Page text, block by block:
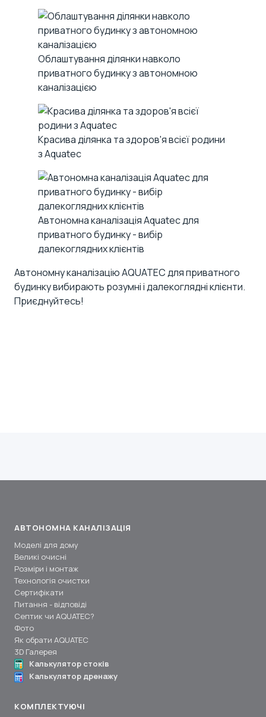
Облаштування ділянки навколо
приватного будинку з автономною
каналізацією
Красива ділянка та здоров'я всієї родини
з Aquatec
Автономна каналізація Aquatec для
приватного будинку - вибір
далекоглядних клієнтів
Автономну каналізацію AQUATEC для приватного
будинку вибирають розумні і далекоглядні клієнти.
Приєднуйтесь!
АВТОНОМНА КАНАЛІЗАЦІЯ
Моделі для дому
Великі очисні
Розміри і монтаж
Технологія очистки
Сертифікати
Питання - відповіді
Септик чи AQUATEC?
Фото
Як обрати AQUATEC
3D Галерея
Калькулятор стоків
Калькулятор дренажу
КОМПЛЕКТУЮЧІ